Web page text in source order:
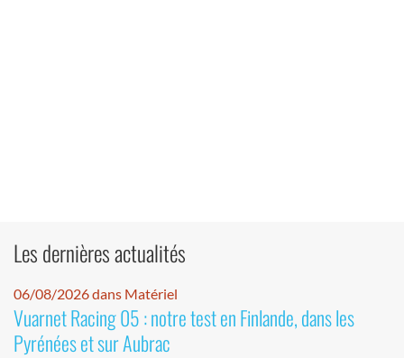
Les dernières actualités
06/08/2026 dans Matériel
Vuarnet Racing 05 : notre test en Finlande, dans les
Pyrénées et sur Aubrac